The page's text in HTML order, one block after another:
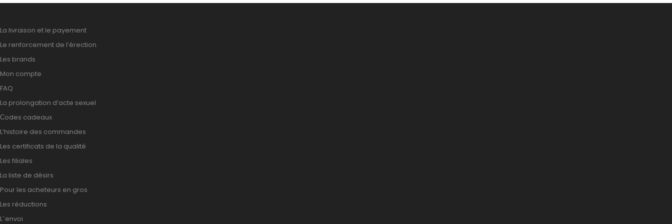
La livraison et le payement
Le renforcement de l’érection
Les brands
Mon compte
FAQ
La prolongation d’acte sexuel
Сodes cadeaux
L’histoire des commandes
Les certificats de la qualité
Les filiales
La liste de désirs
Pour les acheteurs en gros
Les réductions
L`envoi